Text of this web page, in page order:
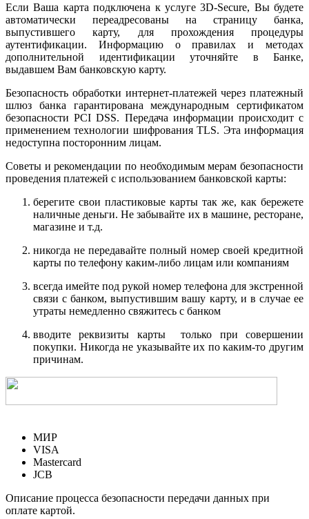
Если Ваша карта подключена к услуге 3D-Secure, Вы будете
автоматически переадресованы на страницу банка,
выпустившего карту, для прохождения процедуры
аутентификации. Информацию о правилах и методах
дополнительной идентификации уточняйте в Банке,
выдавшем Вам банковскую карту.
Безопасность обработки интернет-платежей через платежный
шлюз банка гарантирована международным сертификатом
безопасности PCI DSS. Передача информации происходит с
применением технологии шифрования TLS. Эта информация
недоступна посторонним лицам.
Советы и рекомендации по необходимым мерам безопасности
проведения платежей с использованием банковской карты:
берегите свои пластиковые карты так же, как бережете
наличные деньги. Не забывайте их в машине, ресторане,
магазине и т.д.
никогда не передавайте полный номер своей кредитной
карты по телефону каким-либо лицам или компаниям
всегда имейте под рукой номер телефона для экстренной
связи с банком, выпустившим вашу карту, и в случае ее
утраты немедленно свяжитесь с банком
вводите реквизиты карты только при совершении
покупки. Никогда не указывайте их по каким-то другим
причинам.
МИР
VISA
Mastercard
JCB
Описание процесса безопасности передачи данных при
оплате картой.